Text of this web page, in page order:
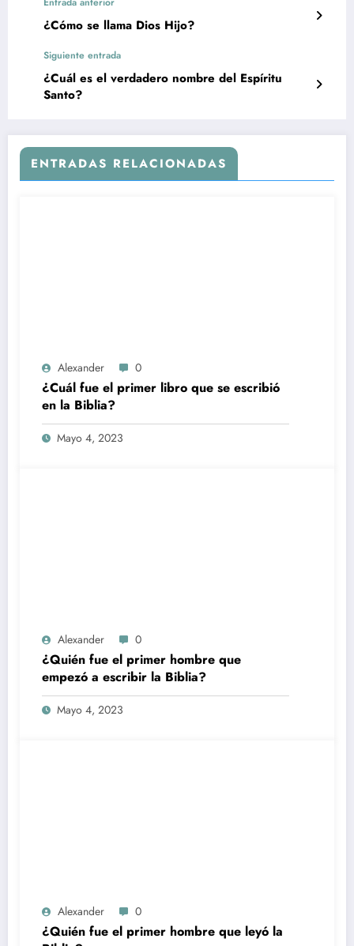
¿Cómo se llama Dios Hijo?
Siguiente entrada
¿Cuál es el verdadero nombre del Espíritu
Santo?
ENTRADAS RELACIONADAS
Alexander 0
¿Cuál fue el primer libro que se escribió
en la Biblia?
Mayo 4, 2023
Alexander 0
¿Quién fue el primer hombre que
empezó a escribir la Biblia?
Mayo 4, 2023
Alexander 0
¿Quién fue el primer hombre que leyó la